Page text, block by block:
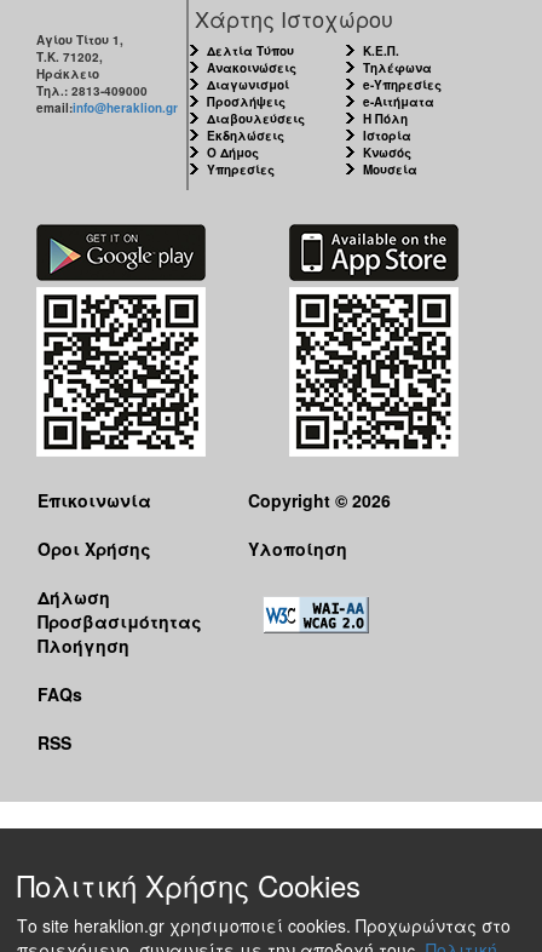
Αγίου Τίτου 1,
Τ.Κ. 71202,
Ηράκλειο
Τηλ.: 2813-409000
email:info@heraklion.gr
Χάρτης Ιστοχώρου
Δελτία Τύπου
Ανακοινώσεις
Διαγωνισμοί
Προσλήψεις
Διαβουλεύσεις
Εκδηλώσεις
Ο Δήμος
Υπηρεσίες
Κ.Ε.Π.
Τηλέφωνα
e-Υπηρεσίες
e-Αιτήματα
Η Πόλη
Ιστορία
Κνωσός
Μουσεία
Επικοινωνία
Όροι Χρήσης
Δήλωση
Προσβασιμότητας
Πλοήγηση
FAQs
RSS
Copyright © 2026
Υλοποίηση
Πολιτική Χρήσης Cookies
Το site heraklion.gr χρησιμοποιεί cookies. Προχωρώντας στο